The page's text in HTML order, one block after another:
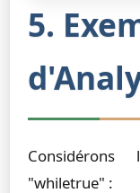
5.
"whiletrue" :